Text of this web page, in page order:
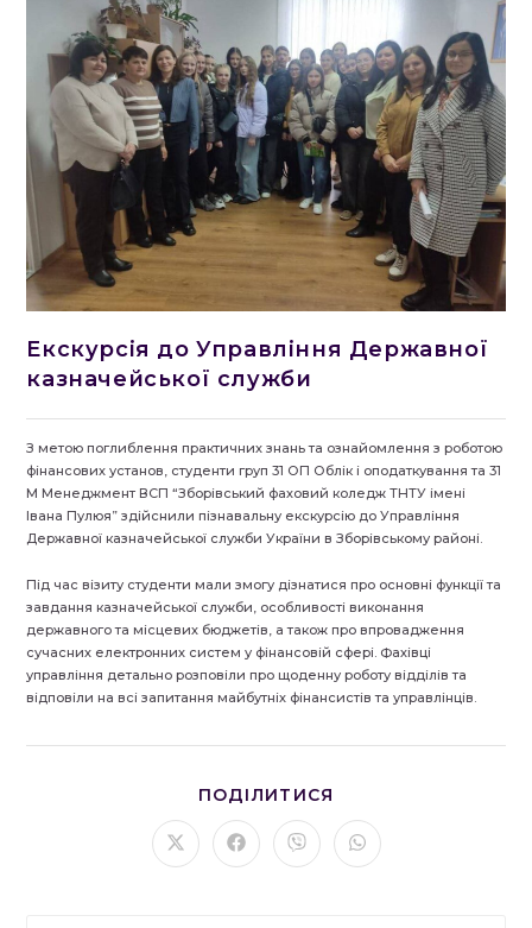
Eкскурсія до Управління Державної
казначейської служби
З метою поглиблення практичних знань та ознайомлення з роботою
фінансових установ, студенти груп 31 ОП Облік і оподаткування та 31
М Менеджмент ВСП “Зборівський фаховий коледж ТНТУ імені
Івана Пулюя” здійснили пізнавальну екскурсію до Управління
Державної казначейської служби України в Зборівському районі.
Під час візиту студенти мали змогу дізнатися про основні функції та
завдання казначейської служби, особливості виконання
державного та місцевих бюджетів, а також про впровадження
сучасних електронних систем у фінансовій сфері. Фахівці
управління детально розповіли про щоденну роботу відділів та
відповіли на всі запитання майбутніх фінансистів та управлінців.
ПОДІЛИТИСЯ
ЦИМ
ВМІСТОМ
Відкрити
в
Відкрити
в
Відкрити
в
Відкрити
в